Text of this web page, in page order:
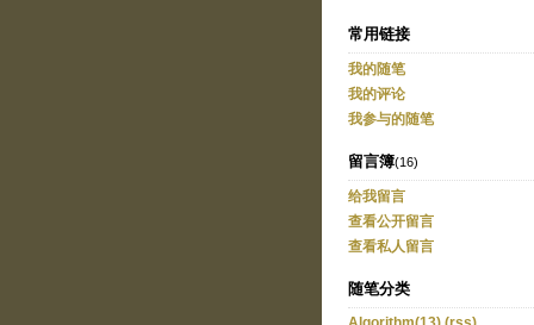
常用链接
我的随笔
我的评论
我参与的随笔
留言簿(16)
给我留言
查看公开留言
查看私人留言
随笔分类